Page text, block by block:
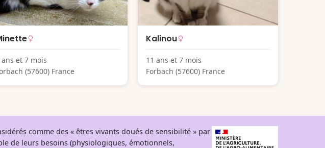
ans et 7 mois
(57600) France
Kalinou
11 ans et 7 mois
Forbach (57600) France
comme des « êtres vivants doués de sensibilité » par
de leurs besoins (physiologiques, émotionnels,